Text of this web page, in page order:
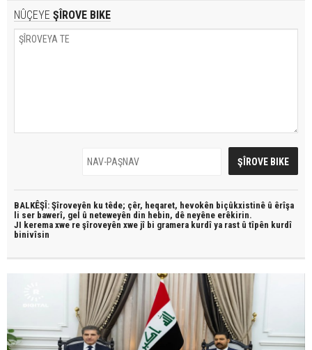
NÛÇEYE ŞÎROVE BIKE
BALKÊŞÎ: Şîroveyên ku têde; çêr, heqaret, hevokên biçûkxistinê û êrîşa
li ser bawerî, gel û neteweyên din hebin, dê neyêne erêkirin.
JI kerema xwe re şîroveyên xwe jî bi gramera kurdî ya rast û tîpên kurdî
binivîsin